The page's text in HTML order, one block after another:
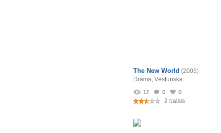
The New World (2005)
Drāma, Vēsturiska
12 0 0
2 balsis